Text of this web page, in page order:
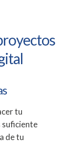
tu
suficiente
de tu